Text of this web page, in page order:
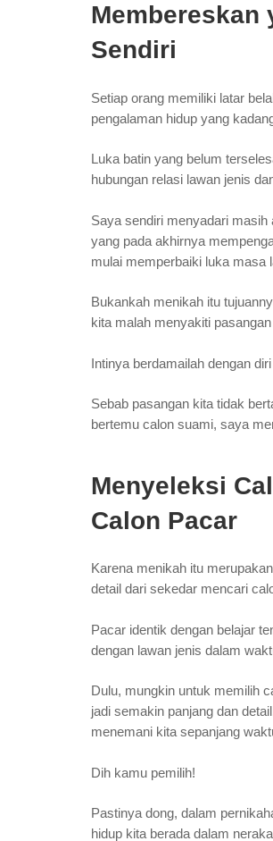
Membereskan
Sendiri
Setiap orang memiliki latar
pengalaman hidup yang
Luka batin yang belum
hubungan relasi lawan jenis
Saya sendiri menyadari
yang pada akhirnya
mulai memperbaiki luka masa
Bukankah menikah itu
kita malah menyakiti
Intinya berdamailah dengan
Sebab pasangan kita tidak
bertemu calon suami, saya
Menyeleksi
Calon Pacar
Karena menikah itu
detail dari sekedar mencari
Pacar identik dengan belajar
dengan lawan jenis dalam
Dulu, mungkin untuk memilih
jadi semakin panjang dan
menemani kita sepanjang
Dih kamu pemilih!
Pastinya dong, dalam
hidup kita berada dalam